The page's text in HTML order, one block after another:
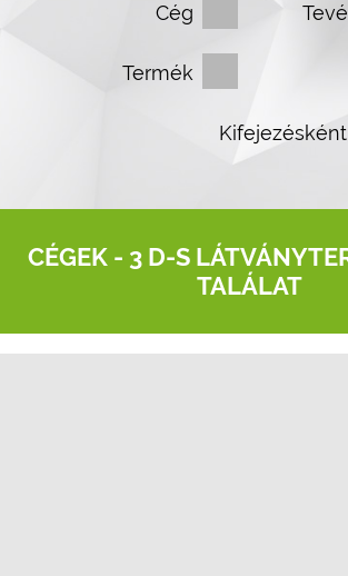
Cég
Termék
CÉGEK - 3 D-S
TALÁLAT